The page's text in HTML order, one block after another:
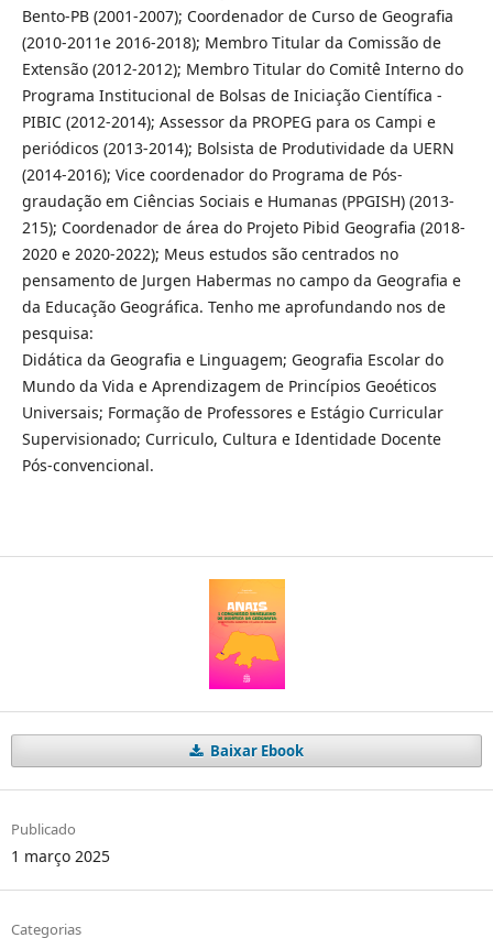
Bento-PB (2001-2007); Coordenador de Curso de Geografia
(2010-2011e 2016-2018); Membro Titular da Comissão de
Extensão (2012-2012); Membro Titular do Comitê Interno do
Programa Institucional de Bolsas de Iniciação Científica -
PIBIC (2012-2014); Assessor da PROPEG para os Campi e
periódicos (2013-2014); Bolsista de Produtividade da UERN
(2014-2016); Vice coordenador do Programa de Pós-
graudação em Ciências Sociais e Humanas (PPGISH) (2013-
215); Coordenador de área do Projeto Pibid Geografia (2018-
2020 e 2020-2022); Meus estudos são centrados no
pensamento de Jurgen Habermas no campo da Geografia e
da Educação Geográfica. Tenho me aprofundando nos de
pesquisa:
Didática da Geografia e Linguagem; Geografia Escolar do
Mundo da Vida e Aprendizagem de Princípios Geoéticos
Universais; Formação de Professores e Estágio Curricular
Supervisionado; Curriculo, Cultura e Identidade Docente
Pós-convencional.
Baixar Ebook
Publicado
1 março 2025
Categorias